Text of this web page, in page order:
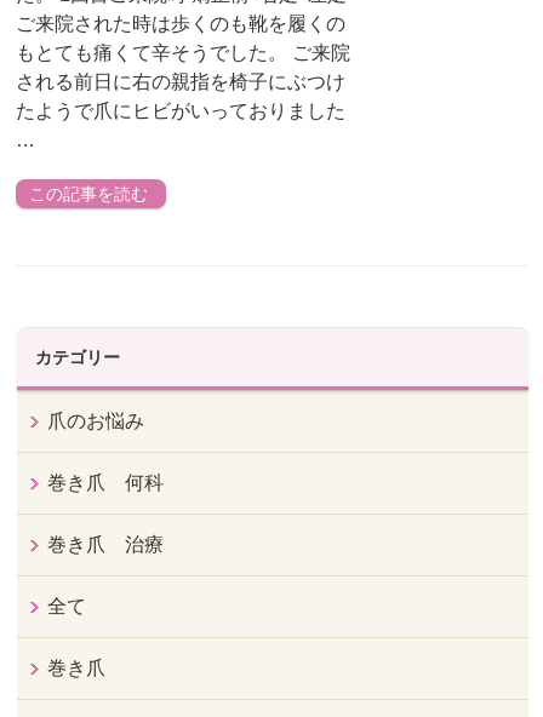
ご来院された時は歩くのも靴を履くの
もとても痛くて辛そうでした。 ご来院
される前日に右の親指を椅子にぶつけ
たようで爪にヒビがいっておりました
…
この記事を読む
カテゴリー
爪のお悩み
巻き爪 何科
巻き爪 治療
全て
巻き爪